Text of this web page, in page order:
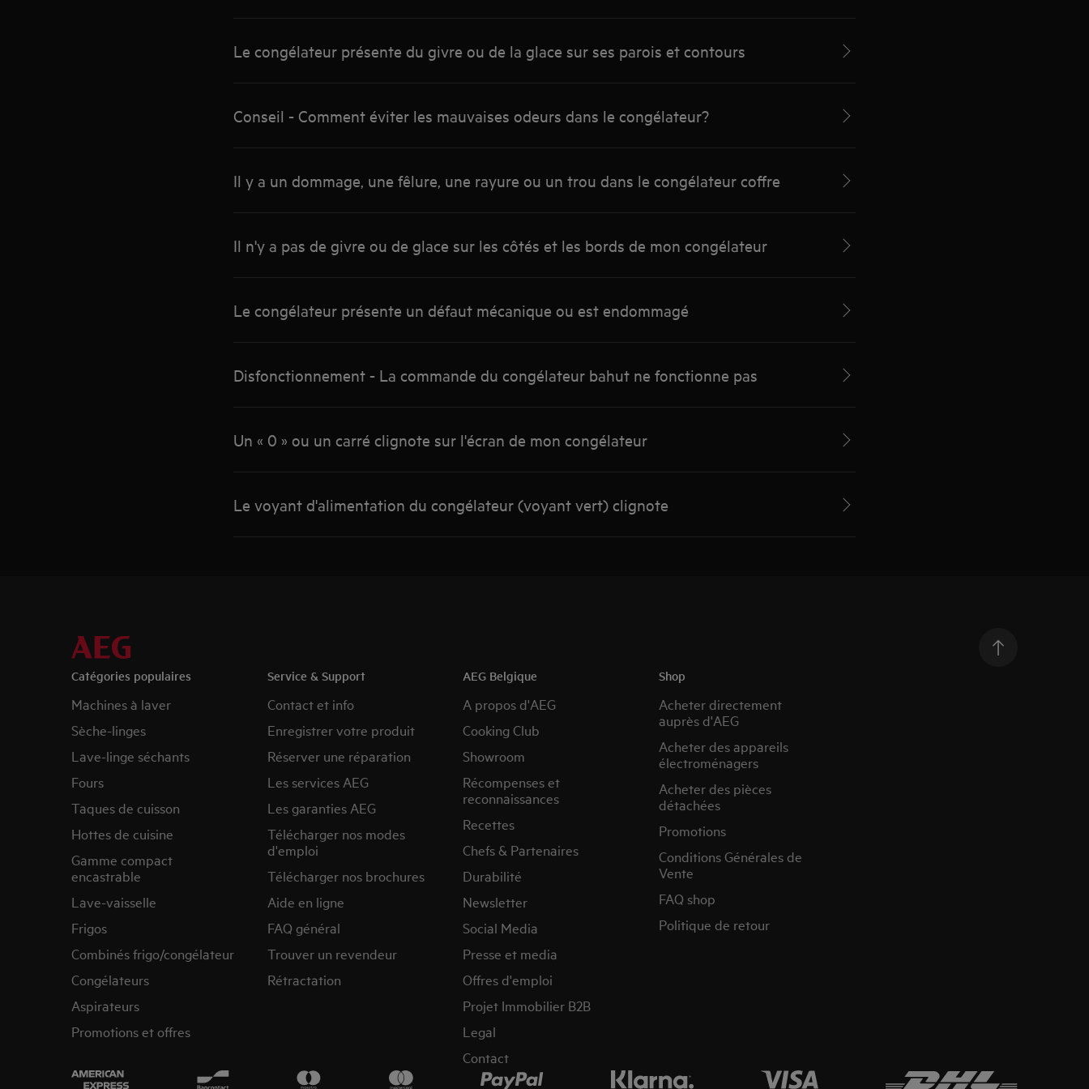
Le congélateur présente du givre ou de la glace sur ses parois et contours
Conseil - Comment éviter les mauvaises odeurs dans le congélateur?
Il y a un dommage, une fêlure, une rayure ou un trou dans le congélateur coffre
Il n'y a pas de givre ou de glace sur les côtés et les bords de mon congélateur
Le congélateur présente un défaut mécanique ou est endommagé
Disfonctionnement - La commande du congélateur bahut ne fonctionne pas
Un « 0 » ou un carré clignote sur l'écran de mon congélateur
Le voyant d'alimentation du congélateur (voyant vert) clignote
Catégories populaires
Machines à laver
Sèche-linges
Lave-linge séchants
Fours
Taques de cuisson
Hottes de cuisine
Gamme compact
encastrable
Lave-vaisselle
Frigos
Combinés frigo/congélateur
Congélateurs
Aspirateurs
Promotions et offres
Service & Support
Contact et info
Enregistrer votre produit
Réserver une réparation
Les services AEG
Les garanties AEG
Télécharger nos modes
d'emploi
Télécharger nos brochures
Aide en ligne
FAQ général
Trouver un revendeur
Rétractation
AEG Belgique
A propos d'AEG
Cooking Club
Showroom
Récompenses et
reconnaissances
Recettes
Chefs & Partenaires
Durabilité
Newsletter
Social Media
Presse et media
Offres d'emploi
Projet Immobilier B2B
Legal
Contact
Shop
Acheter directement
auprès d'AEG
Acheter des appareils
électroménagers
Acheter des pièces
détachées
Promotions
Conditions Générales de
Vente
FAQ shop
Politique de retour